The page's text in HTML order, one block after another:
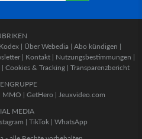
| Über Webedia | Abo kündigen |
| Kontakt | Nutzungsbestimmungen |
| Cookies & Tracking | Transparenzbericht
MMO | GetHero | Jeuxvideo.com
MEDIA
| TikTok | WhatsApp